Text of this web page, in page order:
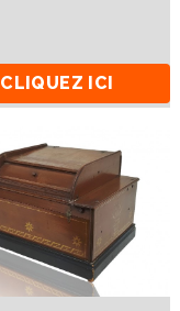
CLIQUEZ ICI